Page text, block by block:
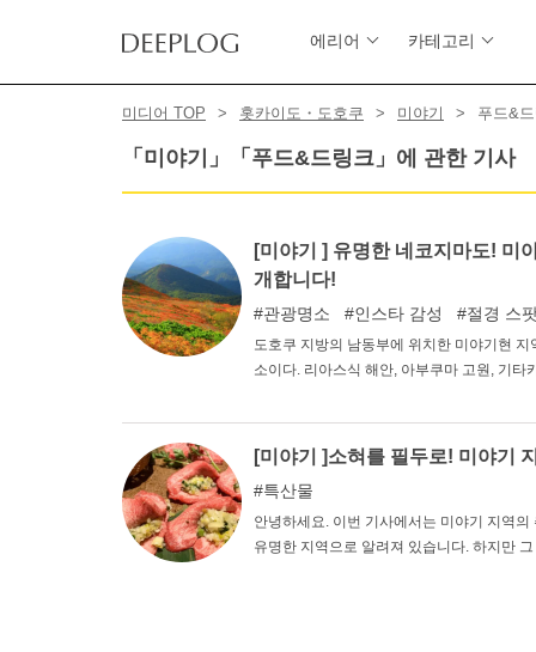
에리어 카테고리
미디어 TOP 홋카이도・도호쿠 미야기 푸드&
「미야기」「푸드&드링크」에 관한 기사
[미야기 ] 유명한 네코지마도! 미
개합니다!
관광명소 인스타 감성 절경 스
도호쿠 지방의 남동부에 위치한 미야기현
소이다. 리아스식 해안, 아부쿠마 고원, 기
[미야기 ]소혀를 필두로! 미야기
특산물
안녕하세요. 이번 기사에서는 미야기 지역
유명한 지역으로 알려져 있습니다. 하지만
봐야 할 다양한 먹거리가 많이 준비되어 있